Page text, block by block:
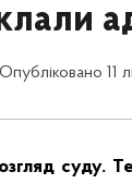
Опубліковано 11
суду.